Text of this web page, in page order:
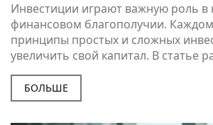
Инвестиции играют важную роль
финансовом благополучии.
принципы простых и сложных
увеличить свой капитал. В статье
ключевые аспекты инвестирования,
инвестиций, связанные риски и
начать инвестировать. Читатели
БОЛЬШЕ